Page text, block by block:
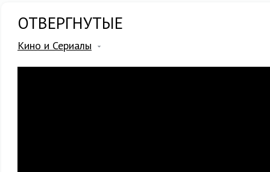
ОТВЕРГНУТЫЕ
Кино и Сериалы